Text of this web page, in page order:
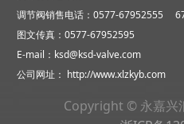
调节阀销售电话：0577-67952555
图文传真：0577-67952595
E-mail：ksd@ksd-valve.com
公司网址： http://www.xlzkyb.com
Copyright © 永嘉兴